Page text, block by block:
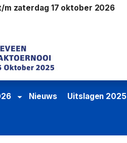
m zaterdag 17 oktober 2026
Nieuws Uitslagen 2025